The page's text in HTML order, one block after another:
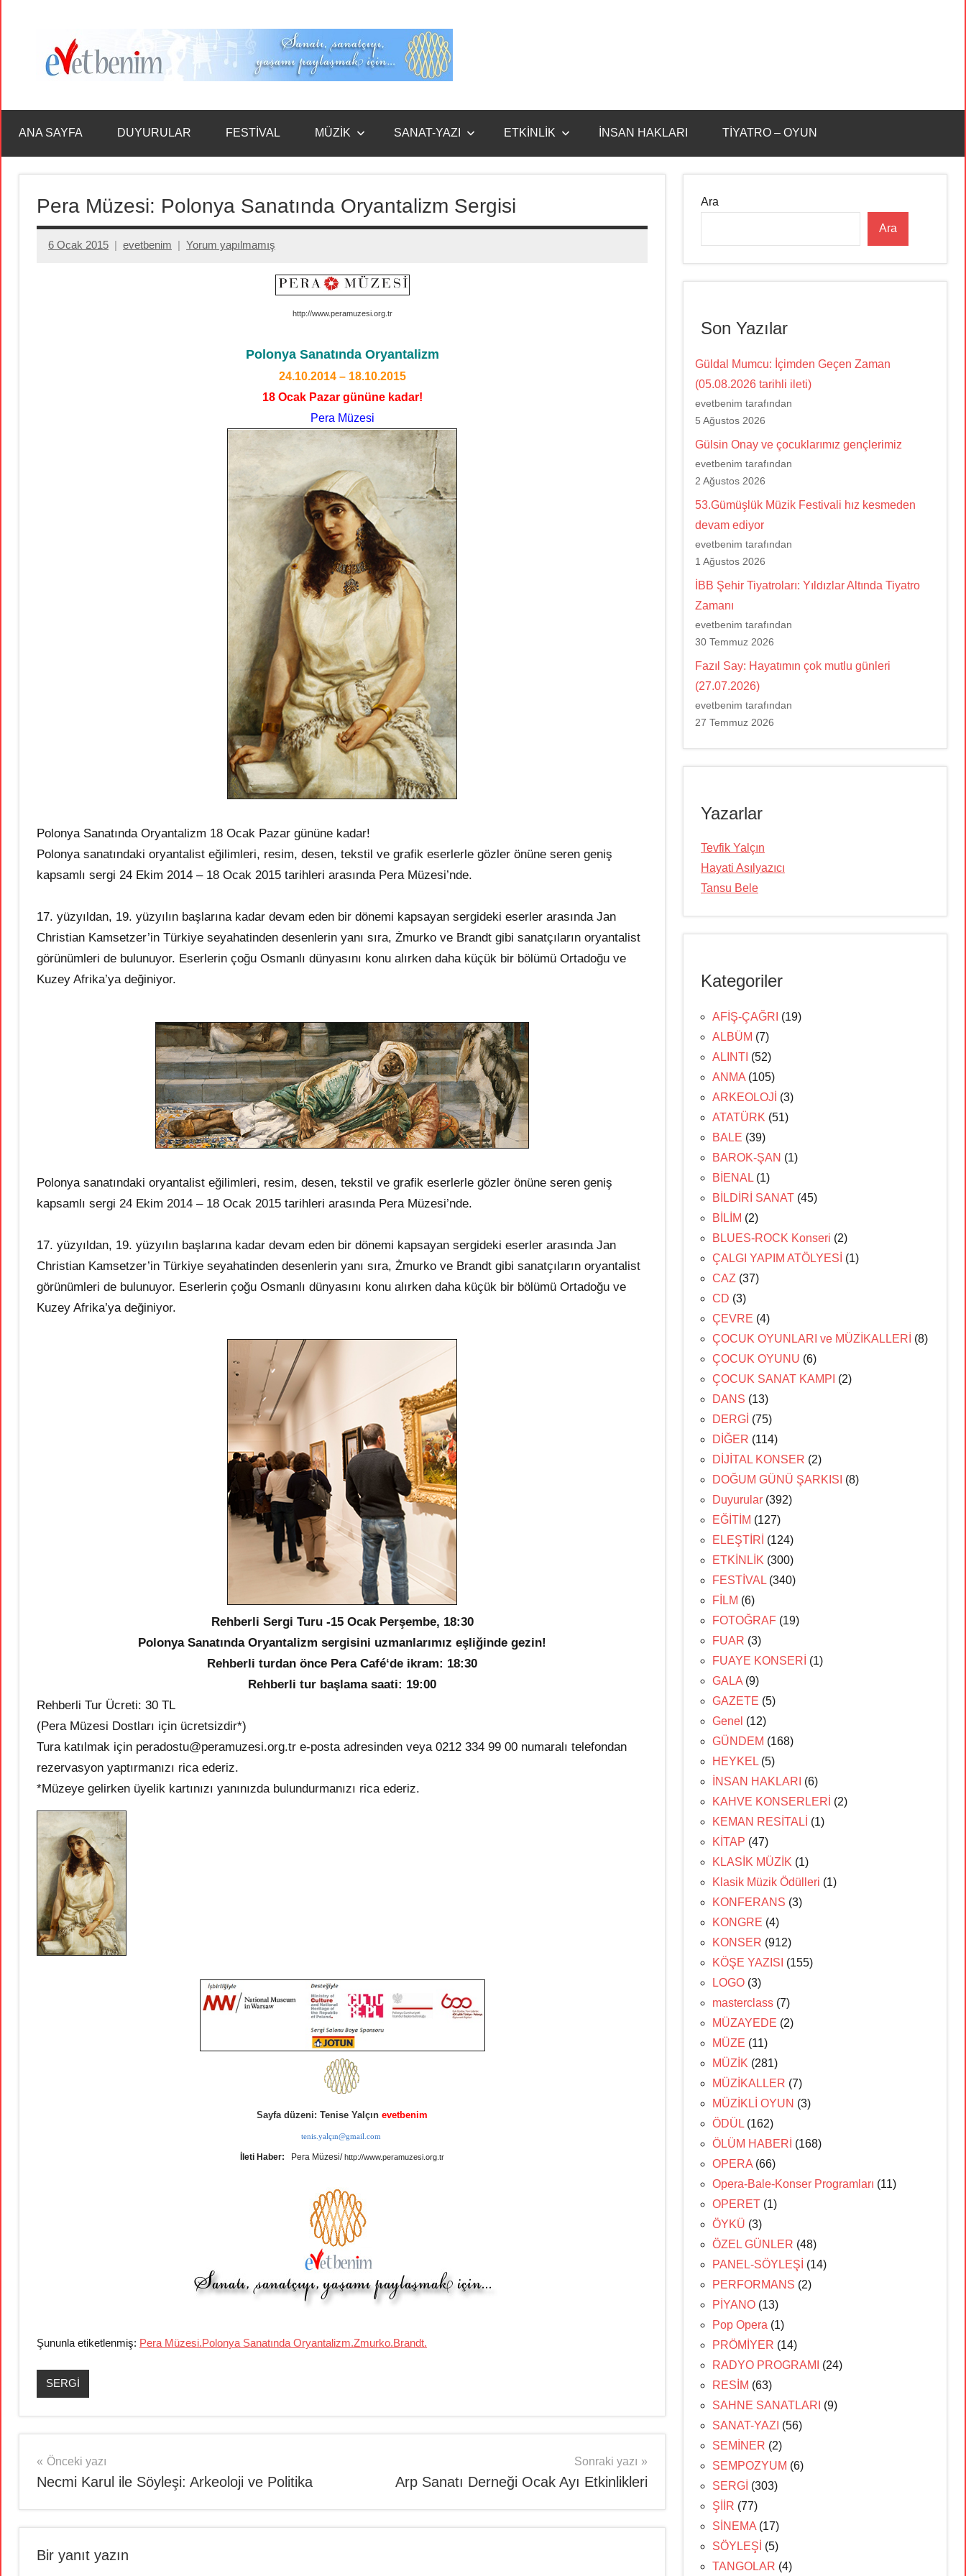
Benim
ANA SAYFA DUYURULAR FESTİVAL MÜZİK SANAT-YAZI ETKİNLİK İNSAN HAKLARI TİYATRO – OYUN
Pera Müzesi: Polonya Sanatında Oryantalizm Sergisi
6 Ocak 2015 evetbenim Yorum yapılmamış
http://www.peramuzesi.org.tr
Polonya Sanatında Oryantalizm
24.10.2014 – 18.10.2015
18 Ocak Pazar gününe kadar!
Pera Müzesi
Polonya Sanatında Oryantalizm 18 Ocak Pazar gününe kadar!
Polonya sanatındaki oryantalist eğilimleri, resim, desen, tekstil ve grafik eserlerle gözler önüne seren geniş
kapsamlı sergi 24 Ekim 2014 – 18 Ocak 2015 tarihleri arasında Pera Müzesi’nde.
17. yüzyıldan, 19. yüzyılın başlarına kadar devam eden bir dönemi kapsayan sergideki eserler arasında Jan
Christian Kamsetzer’in Türkiye seyahatinden desenlerin yanı sıra, Żmurko ve Brandt gibi sanatçıların oryantalist
görünümleri de bulunuyor. Eserlerin çoğu Osmanlı dünyasını konu alırken daha küçük bir bölümü Ortadoğu ve
Kuzey Afrika’ya değiniyor.
Polonya sanatındaki oryantalist eğilimleri, resim, desen, tekstil ve grafik eserlerle gözler önüne seren geniş
kapsamlı sergi 24 Ekim 2014 – 18 Ocak 2015 tarihleri arasında Pera Müzesi’nde.
17. yüzyıldan, 19. yüzyılın başlarına kadar devam eden bir dönemi kapsayan sergideki eserler arasında Jan
Christian Kamsetzer’in Türkiye seyahatinden desenlerin yanı sıra, Żmurko ve Brandt gibi sanatçıların oryantalist
görünümleri de bulunuyor. Eserlerin çoğu Osmanlı dünyasını konu alırken daha küçük bir bölümü Ortadoğu ve
Kuzey Afrika’ya değiniyor.
Rehberli Sergi Turu -15 Ocak Perşembe, 18:30
Polonya Sanatında Oryantalizm sergisini uzmanlarımız eşliğinde gezin!
Rehberli turdan önce Pera Café‘de ikram: 18:30
Rehberli tur başlama saati: 19:00
Rehberli Tur Ücreti: 30 TL
(Pera Müzesi Dostları için ücretsizdir*)
Tura katılmak için peradostu@peramuzesi.org.tr e-posta adresinden veya 0212 334 99 00 numaralı telefondan
rezervasyon yaptırmanızı rica ederiz.
*Müzeye gelirken üyelik kartınızı yanınızda bulundurmanızı rica ederiz.
Sayfa düzeni: Tenise Yalçın evetbenim
tenis.yalçın@gmail.com
İleti Haber: Pera Müzesi/http://www.peramuzesi.org.tr
Şununla etiketlenmiş: Pera Müzesi.Polonya Sanatında Oryantalizm.Zmurko.Brandt.
SERGİ
Yazı
gezinmesi
Önceki yazı
Necmi Karul ile Söyleşi: Arkeoloji ve Politika
Sonraki yazı
Arp Sanatı Derneği Ocak Ayı Etkinlikleri
Bir yanıt yazın
Ara
Ara
Son Yazılar
Güldal Mumcu: İçimden Geçen Zaman
(05.08.2026 tarihli ileti)
evetbenim tarafından
5 Ağustos 2026
Gülsin Onay ve çocuklarımız gençlerimiz
evetbenim tarafından
2 Ağustos 2026
53.Gümüşlük Müzik Festivali hız kesmeden
devam ediyor
evetbenim tarafından
1 Ağustos 2026
İBB Şehir Tiyatroları: Yıldızlar Altında Tiyatro
Zamanı
evetbenim tarafından
30 Temmuz 2026
Fazıl Say: Hayatımın çok mutlu günleri
(27.07.2026)
evetbenim tarafından
27 Temmuz 2026
Yazarlar
Tevfik Yalçın
Hayati Asılyazıcı
Tansu Bele
Kategoriler
AFİŞ-ÇAĞRI (19)
ALBÜM (7)
ALINTI (52)
ANMA (105)
ARKEOLOJİ (3)
ATATÜRK (51)
BALE (39)
BAROK-ŞAN (1)
BİENAL (1)
BİLDİRİ SANAT (45)
BİLİM (2)
BLUES-ROCK Konseri (2)
ÇALGI YAPIM ATÖLYESİ (1)
CAZ (37)
CD (3)
ÇEVRE (4)
ÇOCUK OYUNLARI ve MÜZİKALLERİ (8)
ÇOCUK OYUNU (6)
ÇOCUK SANAT KAMPI (2)
DANS (13)
DERGİ (75)
DİĞER (114)
DİJİTAL KONSER (2)
DOĞUM GÜNÜ ŞARKISI (8)
Duyurular (392)
EĞİTİM (127)
ELEŞTİRİ (124)
ETKİNLİK (300)
FESTİVAL (340)
FİLM (6)
FOTOĞRAF (19)
FUAR (3)
FUAYE KONSERİ (1)
GALA (9)
GAZETE (5)
Genel (12)
GÜNDEM (168)
HEYKEL (5)
İNSAN HAKLARI (6)
KAHVE KONSERLERİ (2)
KEMAN RESİTALİ (1)
KİTAP (47)
KLASİK MÜZİK (1)
Klasik Müzik Ödülleri (1)
KONFERANS (3)
KONGRE (4)
KONSER (912)
KÖŞE YAZISI (155)
LOGO (3)
masterclass (7)
MÜZAYEDE (2)
MÜZE (11)
MÜZİK (281)
MÜZİKALLER (7)
MÜZİKLİ OYUN (3)
ÖDÜL (162)
ÖLÜM HABERİ (168)
OPERA (66)
Opera-Bale-Konser Programları (11)
OPERET (1)
ÖYKÜ (3)
ÖZEL GÜNLER (48)
PANEL-SÖYLEŞİ (14)
PERFORMANS (2)
PİYANO (13)
Pop Opera (1)
PRÖMİYER (14)
RADYO PROGRAMI
(24)
RESİM (63)
SAHNE SANATLARI (9)
SANAT-YAZI (56)
SEMİNER (2)
SEMPOZYUM (6)
SERGİ (303)
ŞİİR (77)
SİNEMA (17)
SÖYLEŞİ (5)
TANGOLAR (4)